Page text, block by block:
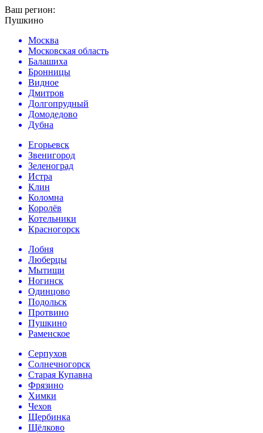
Ваш регион:
Пушкино
Москва
Московская область
Балашиха
Бронницы
Видное
Дмитров
Долгопрудный
Домодедово
Дубна
Егорьевск
Звенигород
Зеленоград
Истра
Клин
Коломна
Королёв
Котельники
Красногорск
Лобня
Люберцы
Мытищи
Ногинск
Одинцово
Подольск
Протвино
Пушкино
Раменское
Серпухов
Солнечногорск
Старая Купавна
Фрязино
Химки
Чехов
Щербинка
Щёлково